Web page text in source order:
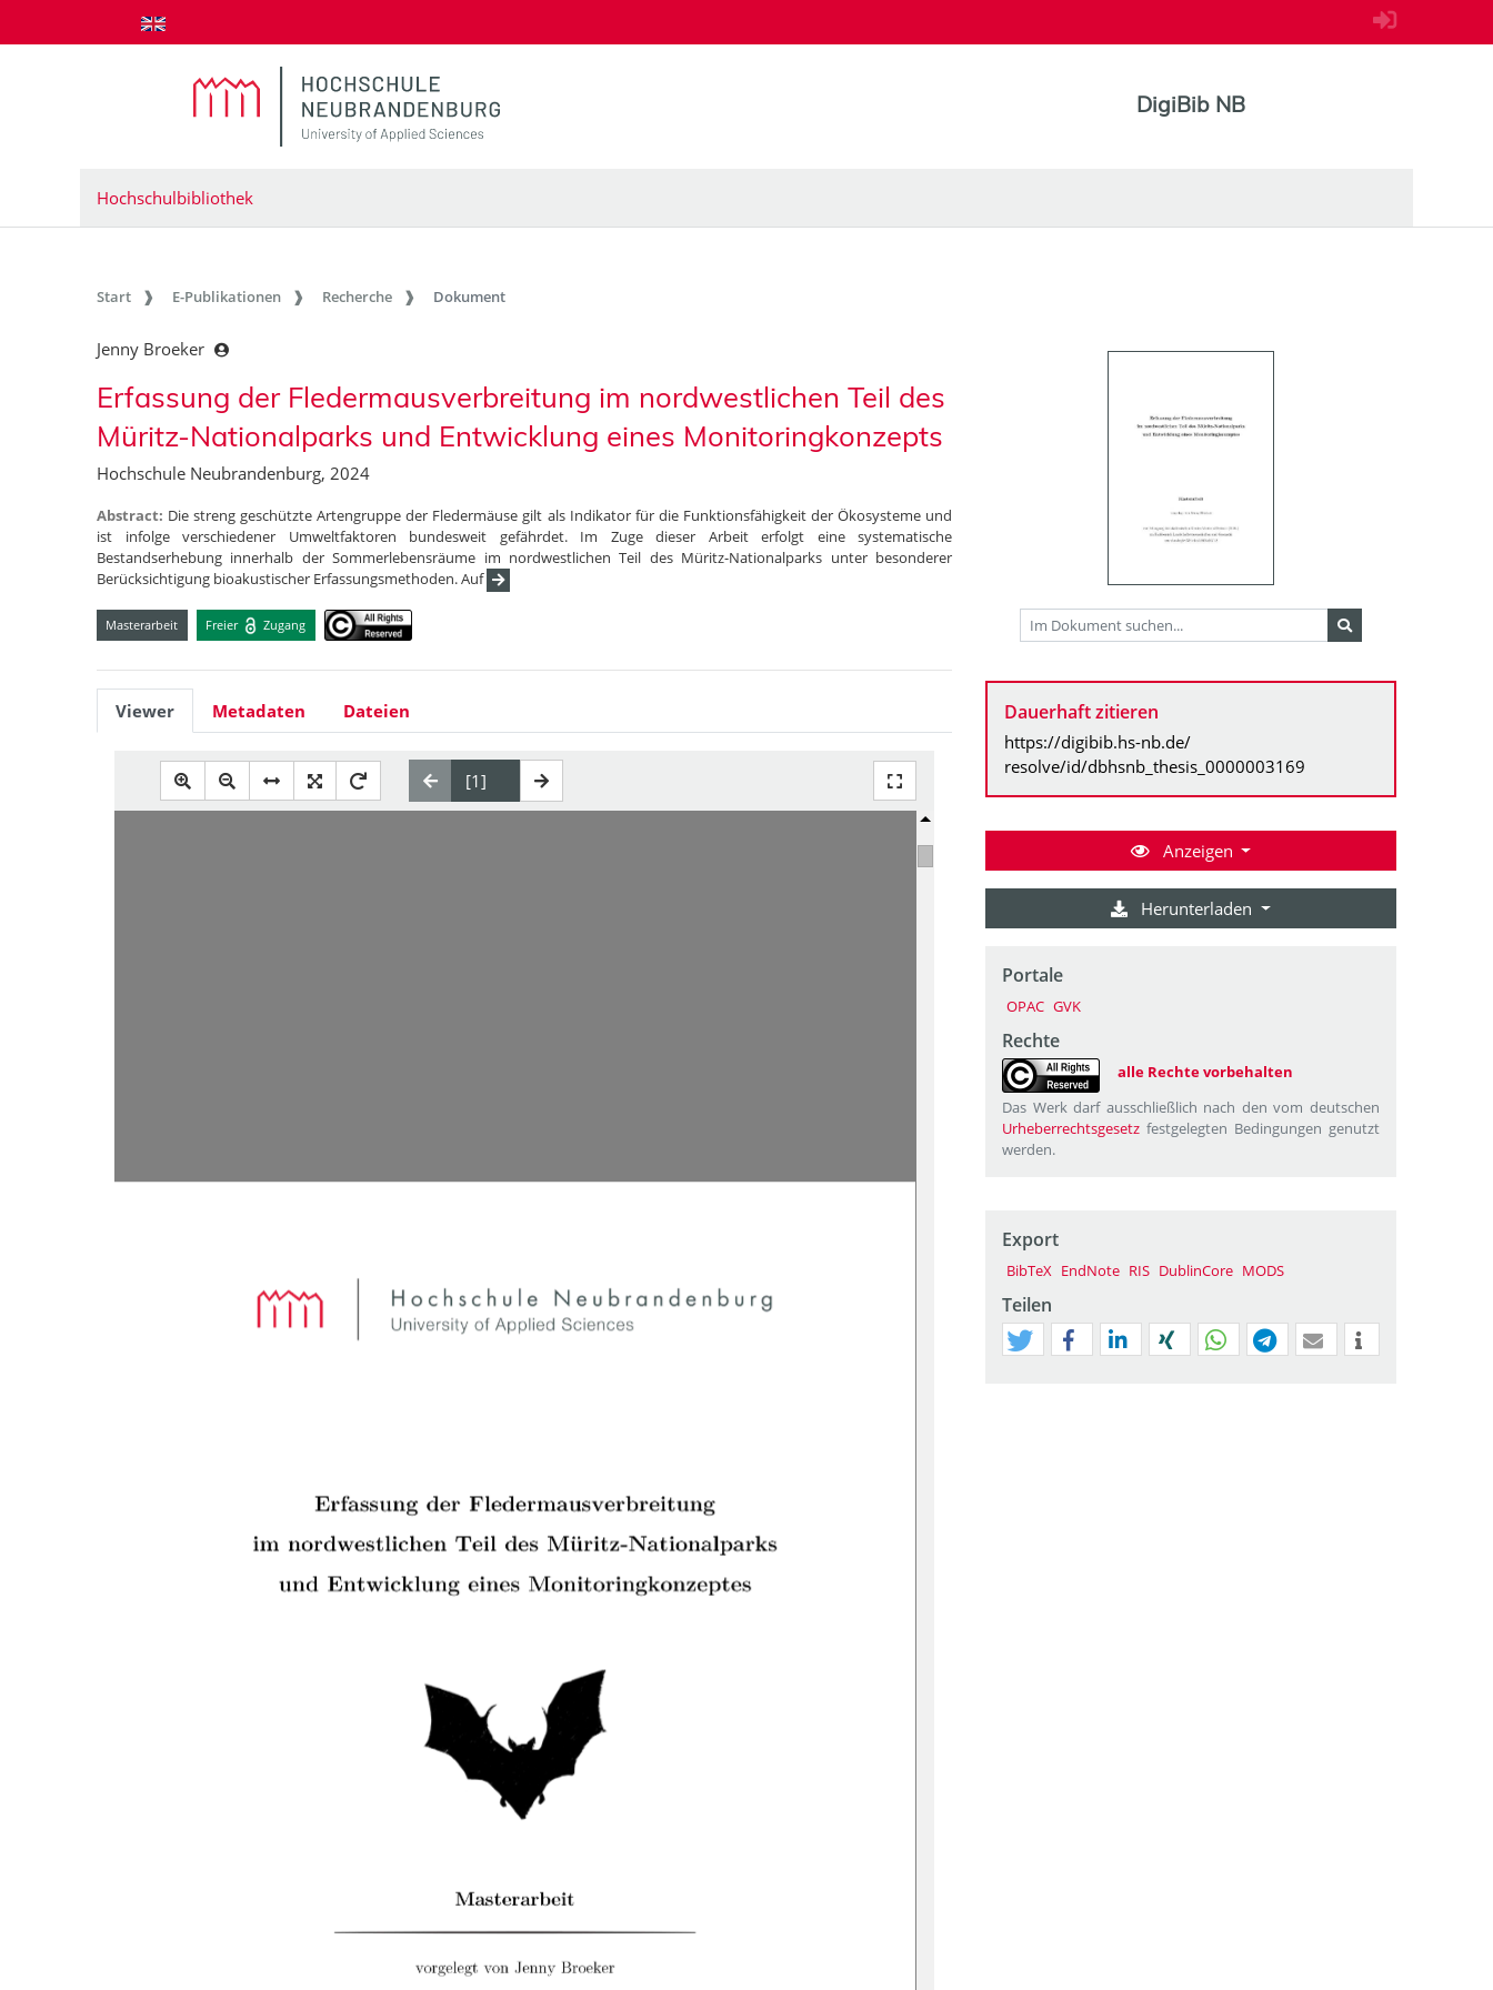
zum Inhalt springen
DigiBib NB
Hochschulbibliothek
Start E-Publikationen Recherche Dokument
Jenny Broeker
Erfassung der Fledermausverbreitung im nordwestlichen Teil des
Müritz-Nationalparks und Entwicklung eines Monitoringkonzepts
Hochschule Neubrandenburg, 2024
Abstract: Die streng geschützte Artengruppe der Fledermäuse gilt als Indikator für die Funktionsfähigkeit der Ökosysteme und
ist infolge verschiedener Umweltfaktoren bundesweit gefährdet. Im Zuge dieser Arbeit erfolgt eine systematische
Bestandserhebung innerhalb der Sommerlebensräume im nordwestlichen Teil des Müritz-Nationalparks unter besonderer
Berücksichtigung bioakustischer Erfassungsmethoden. Auf
Masterarbeit Freier Zugang
Viewer Metadaten Dateien Dauerhaft zitieren
https://digibib.hs-nb.de/
resolve/id/dbhsnb_thesis_0000003169
Anzeigen
Herunterladen
Portale
OPAC GVK
Rechte
alle Rechte vorbehalten
Das Werk darf ausschließlich nach den vom deutschen
Urheberrechtsgesetz festgelegten Bedingungen genutzt
werden.
Export
BibTeX EndNote RIS DublinCore MODS
Teilen